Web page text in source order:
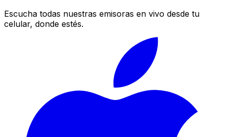
Escucha todas nuestras emisoras en vivo desde tu
celular, donde estés.